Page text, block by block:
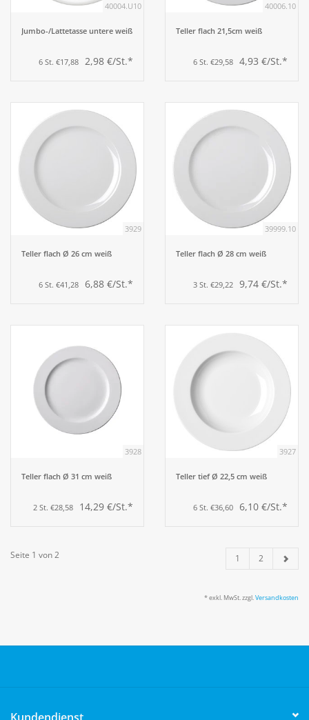
40004.U10
Jumbo-/Lattetasse untere weiß
6 St. €17,88 2,98 €/St.*
40006.10
Teller flach 21,5cm weiß
6 St. €29,58 4,93 €/St.*
3929
Teller flach Ø 26 cm weiß
6 St. €41,28 6,88 €/St.*
39999.10
Teller flach Ø 28 cm weiß
3 St. €29,22 9,74 €/St.*
3928
Teller flach Ø 31 cm weiß
2 St. €28,58 14,29 €/St.*
3927
Teller tief Ø 22,5 cm weiß
6 St. €36,60 6,10 €/St.*
Seite 1 von 2 1 2
* exkl. MwSt. zzgl.Versandkosten